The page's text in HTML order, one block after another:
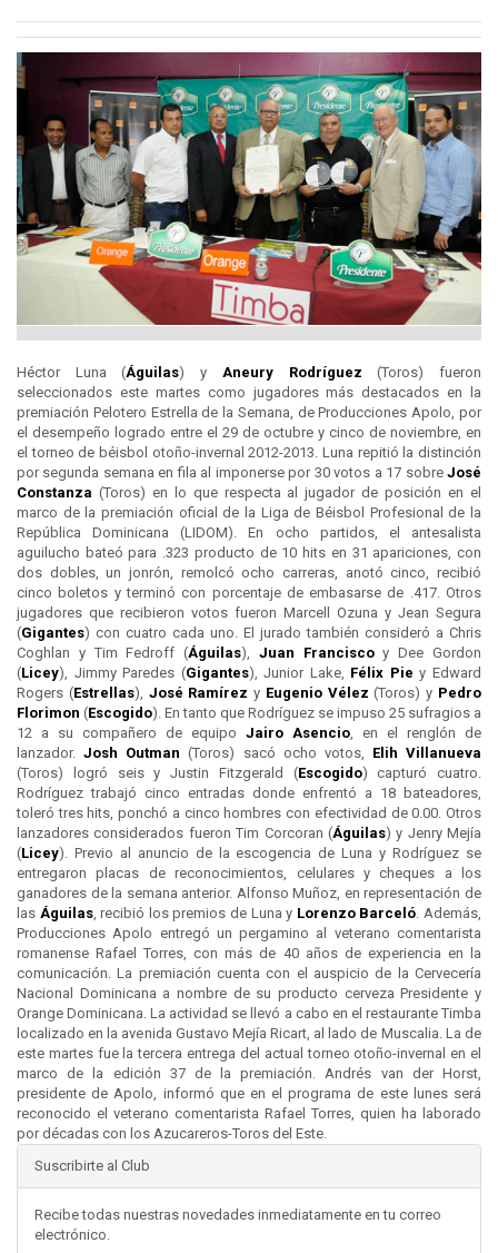
Héctor Luna (Águilas) y Aneury Rodríguez (Toros) fueron
seleccionados este martes como jugadores más destacados en la
premiación Pelotero Estrella de la Semana, de Producciones Apolo, por
el desempeño logrado entre el 29 de octubre y cinco de noviembre, en
el torneo de béisbol otoño-invernal 2012-2013. Luna repitió la distinción
por segunda semana en fila al imponerse por 30 votos a 17 sobre José
Constanza (Toros) en lo que respecta al jugador de posición en el
marco de la premiación oficial de la Liga de Béisbol Profesional de la
República Dominicana (LIDOM). En ocho partidos, el antesalista
aguilucho bateó para .323 producto de 10 hits en 31 apariciones, con
dos dobles, un jonrón, remolcó ocho carreras, anotó cinco, recibió
cinco boletos y terminó con porcentaje de embasarse de .417. Otros
jugadores que recibieron votos fueron Marcell Ozuna y Jean Segura
(Gigantes) con cuatro cada uno. El jurado también consideró a Chris
Coghlan y Tim Fedroff (Águilas), Juan Franciscoy Dee Gordon
(Licey), Jimmy Paredes (Gigantes), Junior Lake, Félix Pie y Edward
Rogers (Estrellas), José Ramírez y Eugenio Vélez (Toros) y Pedro
Florimon (Escogido). En tanto que Rodríguez se impuso 25 sufragios a
12 a su compañero de equipo Jairo Asencio, en el renglón de
lanzador.Josh Outman (Toros) sacó ocho votos, Elih Villanueva
(Toros) logró seis y Justin Fitzgerald (Escogido) capturó cuatro.
Rodríguez trabajó cinco entradas donde enfrentó a 18 bateadores,
toleró tres hits, ponchó a cinco hombres con efectividad de 0.00. Otros
lanzadores considerados fueron Tim Corcoran (Águilas) y Jenry Mejía
(Licey). Previo al anuncio de la escogencia de Luna y Rodríguez se
entregaron placas de reconocimientos, celulares y cheques a los
ganadores de la semana anterior. Alfonso Muñoz, en representación de
las Águilas, recibió los premios de Luna y Lorenzo Barceló. Además,
Producciones Apolo entregó un pergamino al veterano comentarista
romanense Rafael Torres, con más de 40 años de experiencia en la
comunicación. La premiación cuenta con el auspicio de la Cervecería
Nacional Dominicana a nombre de su producto cerveza Presidente y
Orange Dominicana. La actividad se llevó a cabo en el restaurante Timba
localizado en la avenida Gustavo Mejía Ricart, al lado de Muscalia. La de
este martes fue la tercera entrega del actual torneo otoño-invernal en el
marco de la edición 37 de la premiación. Andrés van der Horst,
presidente de Apolo, informó que en el programa de este lunes será
reconocido el veterano comentarista Rafael Torres, quien ha laborado
por décadas con los Azucareros-Toros del Este.
Suscribirte al Club
Recibe todas nuestras novedades inmediatamente en tu correo
electrónico.